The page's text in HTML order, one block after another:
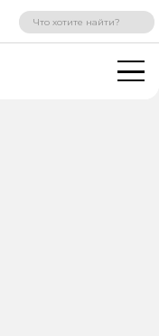
ВХОД РЕГИСТРАЦИЯ